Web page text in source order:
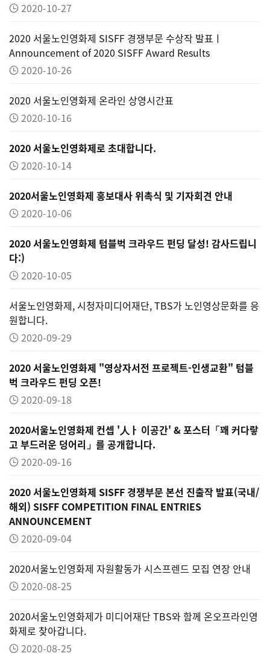
2020-10-27
2020 서울노인영화제 SISFF 경쟁부문 수상작 발표ㅣ
Announcement of 2020 SISFF Award Results
2020-10-26
2020 서울노인영화제 온라인 상영시간표
2020-10-16
2020 서울노인영화제로 초대합니다.
2020-10-14
2020서울노인영화제 홍보대사 위촉식 및 기자회견 안내
2020-10-06
2020 서울노인영화제 텀블벅 크라우드 펀딩 달성! 감사드립니
다:)
2020-10-05
서울노인영화제, 시청자미디어재단, TBS가 노인영상문화를 응
원합니다.
2020-09-29
2020 서울노인영화제 "영상자서전 프로젝트-인생교환" 텀블
벅 크라우드 펀딩 오픈!
2020-09-18
2020서울노인영화제 컨셉 '人ㅏ 이공간' & 포스터「꽤 커다랗
고 부드러운 덩어리」를 공개합니다.
2020-09-16
2020 서울노인영화제 SISFF 경쟁부문 본선 진출작 발표(국내/
해외) SISFF COMPETITION FINAL ENTRIES
ANNOUNCEMENT
2020-09-04
2020서울노인영화제 자원활동가 시스프렌드 모집 연장 안내
2020-08-25
2020서울노인영화제가 미디어재단 TBS와 함께 온오프라인영
화제로 찾아갑니다.
2020-08-25